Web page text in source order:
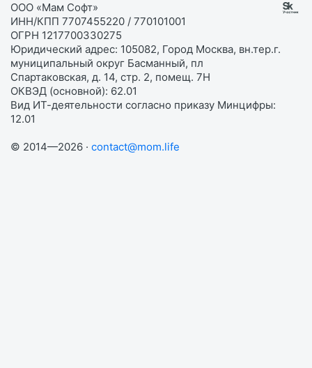
ООО «Мам Софт»
ИНН/КПП 7707455220 / 770101001
ОГРН 1217700330275
Юридический адрес: 105082, Город Москва, вн.тер.г.
муниципальный округ Басманный, пл
Спартаковская, д. 14, стр. 2, помещ. 7Н
ОКВЭД (основной): 62.01
Вид ИТ-деятельности согласно приказу Минцифры:
12.01
© 2014—2026 · contact@mom.life